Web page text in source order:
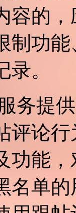
容的
制功
。
务提
评论
功能
名单